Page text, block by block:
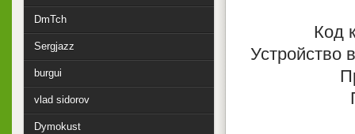
Код
Устройство
DmTch
Sergjazz
burgui
vlad sidorov
Dymokust